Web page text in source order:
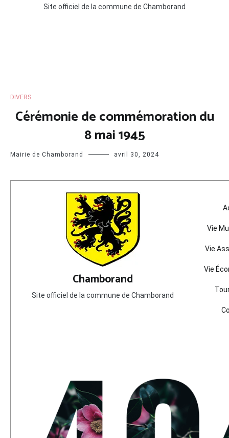
Site officiel de la commune de Chamborand
DIVERS
Cérémonie de commémoration du
8 mai 1945
Mairie de Chamborand avril 30, 2024